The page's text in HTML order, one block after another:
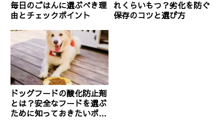
毎日のごはんに選ぶべき理
由とチェックポイント
れくらいもつ？劣化を防ぐ
保存のコツと選び方
ドッグフードの酸化防止剤
とは？安全なフードを選ぶ
ために知っておきたいポイ